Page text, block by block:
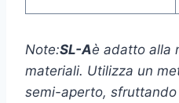
Note:SL-Aè adatto alla
materiali. Utilizza un
semi-aperto, sfruttando